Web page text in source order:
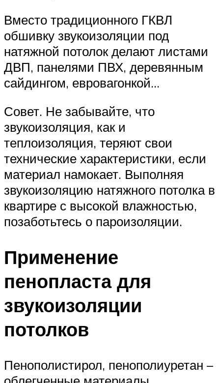
Вместо традиционного ГКВЛ
обшивку звукоизоляции под
натяжной потолок делают листами
ДВП, панелями ПВХ, деревянным
сайдингом, евровагонкой…
Совет. Не забывайте, что
звукоизоляция, как и
теплоизоляция, теряют свои
технические характеристики, если
материал намокает. Выполняя
звукоизоляцию натяжного потолка в
квартире с высокой влажностью,
позаботьтесь о пароизоляции.
Применение
пенопласта для
звукоизоляции
потолков
Пенополистирол, пенополиуретан –